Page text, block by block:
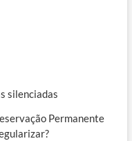
silenciadas
Permanente